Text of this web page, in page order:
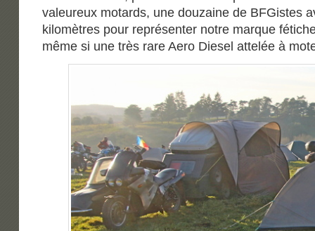
valeureux motards, une douzaine de BFGistes
kilomètres pour représenter notre marque
même si une très rare Aero Diesel attelée à